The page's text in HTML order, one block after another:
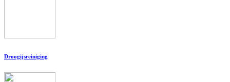
Droogijsreiniging